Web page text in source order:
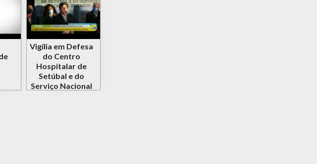
Vigília em Defesa
do Centro
Hospitalar de
Setúbal e do
Serviço Nacional